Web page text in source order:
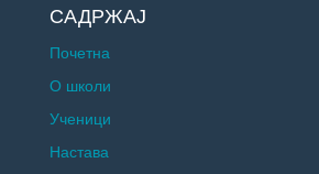
САДРЖАЈ
Почетна
О школи
Ученици
Настава